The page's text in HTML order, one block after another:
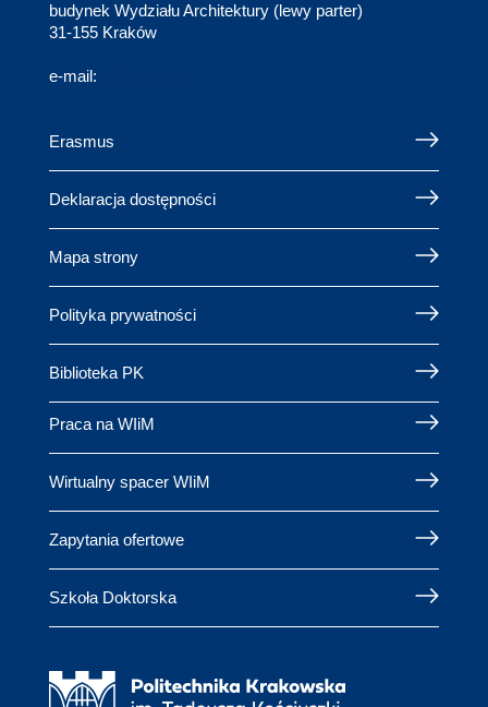
budynek Wydziału Architektury (lewy parter)
31-155 Kraków
e-mail:
Erasmus
Deklaracja dostępności
Mapa strony
Polityka prywatności
Biblioteka PK
Praca na WIiM
Wirtualny spacer WIiM
Zapytania ofertowe
Szkoła Doktorska